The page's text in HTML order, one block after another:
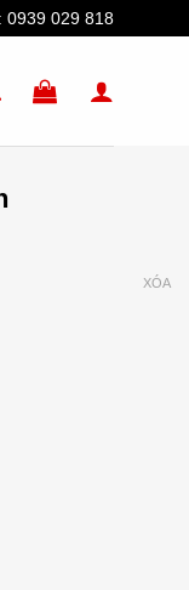
0939 029 818
XÓA